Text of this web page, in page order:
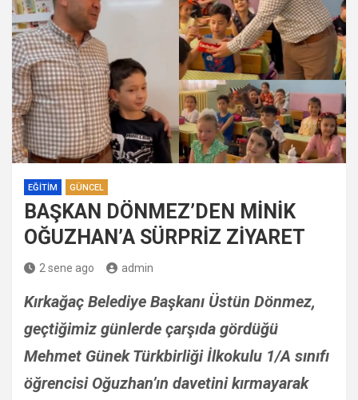
EĞITIM GÜNCEL
BAŞKAN DÖNMEZ’DEN MİNİK
OĞUZHAN’A SÜRPRİZ ZİYARET
2 sene ago admin
Kırkağaç Belediye Başkanı Üstün Dönmez,
geçtiğimiz günlerde çarşıda gördüğü
Mehmet Günek Türkbirliği İlkokulu 1/A sınıfı
öğrencisi Oğuzhan’ın davetini kırmayarak